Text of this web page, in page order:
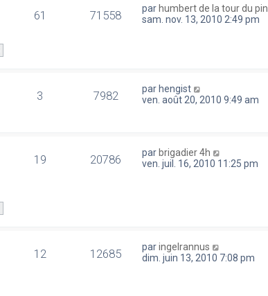
61 71558 par humbert de la tour du pin
sam. nov. 13, 2010 2:49 pm
3 7982 par hengist
ven. août 20, 2010 9:49 am
19 20786 par brigadier 4h
ven. juil. 16, 2010 11:25 pm
12 12685 paringelrannus
dim. juin 13, 2010 7:08 pm